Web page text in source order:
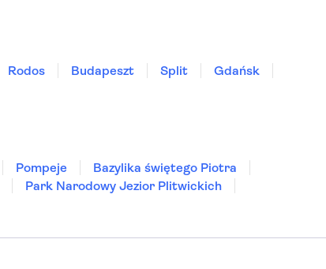
Rodos Budapeszt Split
Gdańsk
Pompeje
Bazylika świętego Piotra
Park Narodowy Jezior Plitwickich